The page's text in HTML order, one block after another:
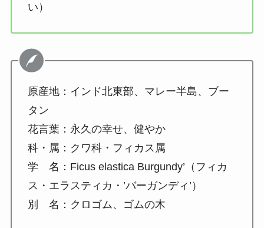
い）
原産地：インド北東部、マレー半島、ブー
タン
花言葉：永久の幸せ、健やか
科・属：クワ科・フィカス属
学 名：Ficus elastica Burgundy’（フィカ
ス・エラスティカ・’バーガンディ’）
別 名：クロゴム、ゴムの木